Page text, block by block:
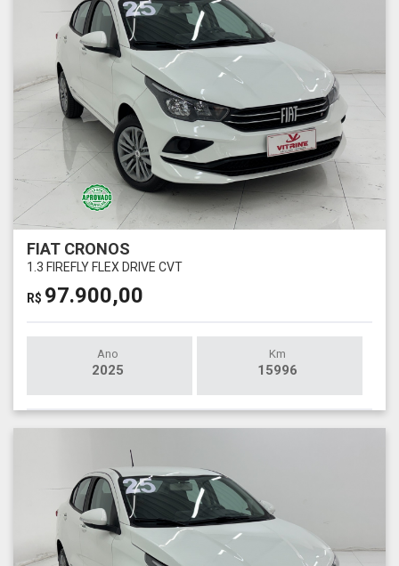
FIAT CRONOS
1.3 FIREFLY FLEX DRIVE CVT
R$ 97.900,00
Ano
2025
Km
15996